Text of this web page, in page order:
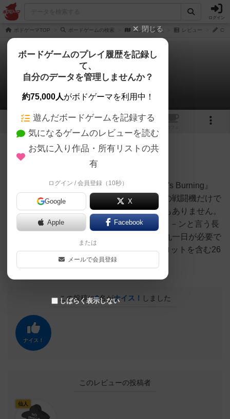
ログイン
ボドゲーマTOP ボードゲームの検索 ロンドン炎上 レビュー
ロンドン炎上
Chacoさんのレビュー
1
62名 0名 0 約1ヶ月前
1995年にAvalon Hill社が出版した『London's Burning』
で、英軍プレイヤーのユニットは僅か２機の戦闘機だけで
しかなく、ドッグファイトを再現する訳でもありません。
しかし、1940年8月13日～9月15日の全34タ－ンと言う長
丁場なので、フルゲームをプレイするには丸一日が必要で
す。General 誌30-6号に二人のエースパイロットを含む26
個のマ－カ－が附属していました。
この投稿に0名がナイス！ しました
ナイス！
このレビューの投稿者
仙人
閉じる
ボードゲームのプレイ履歴を記録し
て、
自分のデータを管理しませんか？
約75,000人がボドゲーマを利用中！
遊んだボードゲームを記録する
気になるゲームのレビューを読む
お気に入り作品・所有リストの共
有
ログイン / 会員登録（10秒）
Google X
Apple Facebook
または
メールで会員登録
しばらく表示しない